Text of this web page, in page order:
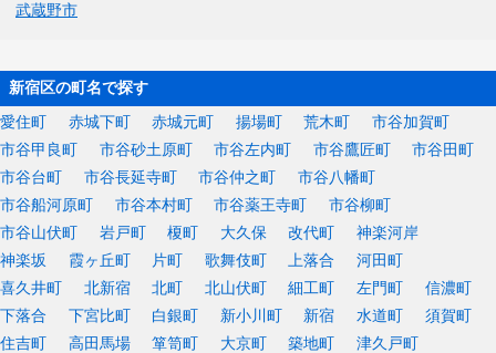
武蔵野市
新宿区の町名で探す
愛住町 赤城下町 赤城元町 揚場町 荒木町
市谷加賀町
市谷甲良町
市谷砂土原町 市谷左内町 市谷鷹匠町
市谷田町
市谷台町
市谷長延寺町 市谷仲之町
市谷八幡町
市谷船河原町
市谷本村町 市谷薬王寺町
市谷柳町
市谷山伏町
岩戸町 榎町 大久保 改代町
神楽河岸
神楽坂
霞ヶ丘町 片町 歌舞伎町 上落合
河田町
喜久井町
北新宿 北町 北山伏町 細工町 左門町
信濃町
下落合
下宮比町 白銀町 新小川町 新宿 水道町
須賀町
住吉町
高田馬場 箪笥町 大京町 築地町
津久戸町